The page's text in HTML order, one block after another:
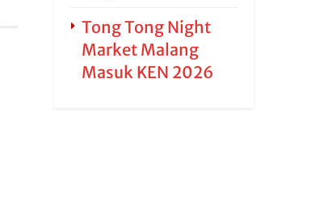
Tong Tong Night
Market Malang
Masuk KEN 2026